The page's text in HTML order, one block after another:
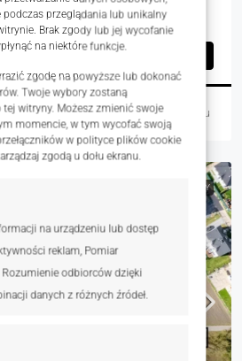
podczas przeglądania lub unikalny
Brak zgody lub jej wycofanie
na niektóre funkcje.
zgodę na powyższe lub dokonać
Twoje wybory zostaną
witryny. Możesz zmienić swoje
momencie, w tym wycofać swoją
w polityce plików cookie
zgodą u dołu ekranu.
na urządzeniu lub dostęp
reklam, Pomiar
odbiorców dzięki
danych z różnych źródeł.
1 dzień temu
RYNEK WTÓRNY